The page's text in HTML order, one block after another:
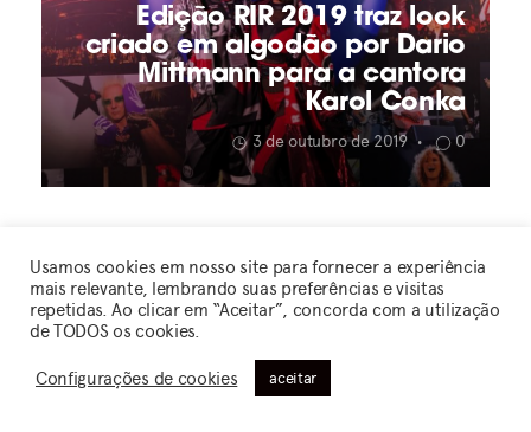
Edição RIR 2019 traz look
criado em algodão por Dario
Mittmann para a cantora
Karol Conka
3 de outubro de 2019 • 0
0
deixar um comentário
Usamos cookies em nosso site para fornecer a experiência
mais relevante, lembrando suas preferências e visitas
repetidas. Ao clicar em “Aceitar”, concorda com a utilização
de TODOS os cookies.
Configurações de cookies aceitar